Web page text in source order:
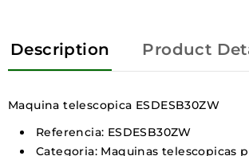
Description Product
Maquina telescopica ESDESB30ZW
Referencia: ESDESB30ZW
Categoria: Maquinas telescopicas